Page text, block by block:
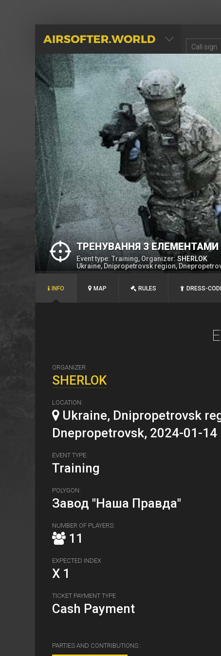
AIRSOFTER.WORLD
ТРЕНУВАННЯ З
Event type: Training, Organizer:SHERLOK
Ukraine, Dnipropetrovsk region,
INFO MAP RULES DRESS-
ORGANIZER:
SHERLOK
LOCATION:
Ukraine, Dnipropetrovsk
Dnepropetrovsk, 2024-01-14
EVENT TYPE:
Training
POLYGON:
Завод "Наша Правда"
NUMBER OF PLAYERS:
11
EXPECTED INDEX
X 1
TICKET PAYMENT TYPE
Cash Payment
PARTIES AND CONTRIBUTIONS :